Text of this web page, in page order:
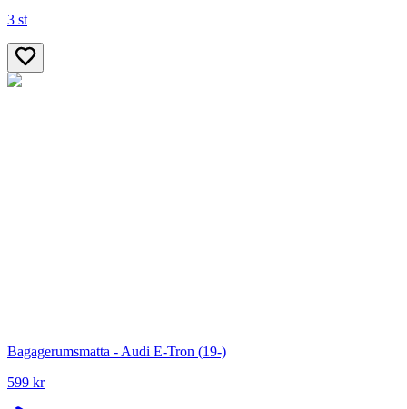
3 st
Bagagerumsmatta - Audi E-Tron (19-)
599 kr